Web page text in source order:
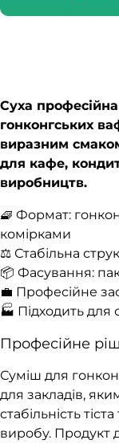
Суха
гонконгських
виразним
для кафе,
виробництв.
🧇 Формат:
комірками
⚖️ Стабільна
📦 Фасування:
💼 Професійне
🏭 Підходить для
Професійне
Суміш для
для закладів,
стабільність
виробу. Продукт